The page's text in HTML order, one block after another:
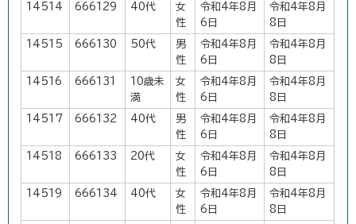
14514 666129 40代
女
性
令和4年8月
6日
令和4年8月
8日
14515 666130 50代
男
性
令和4年8月
6日
令和4年8月
8日
14516 666131
10歳未
満
女
性
令和4年8月
6日
令和4年8月
8日
14517 666132 40代
男
性
令和4年8月
6日
令和4年8月
8日
14518 666133 20代
女
性
令和4年8月
6日
令和4年8月
8日
14519 666134 40代
女
性
令和4年8月
6日
令和4年8月
8日